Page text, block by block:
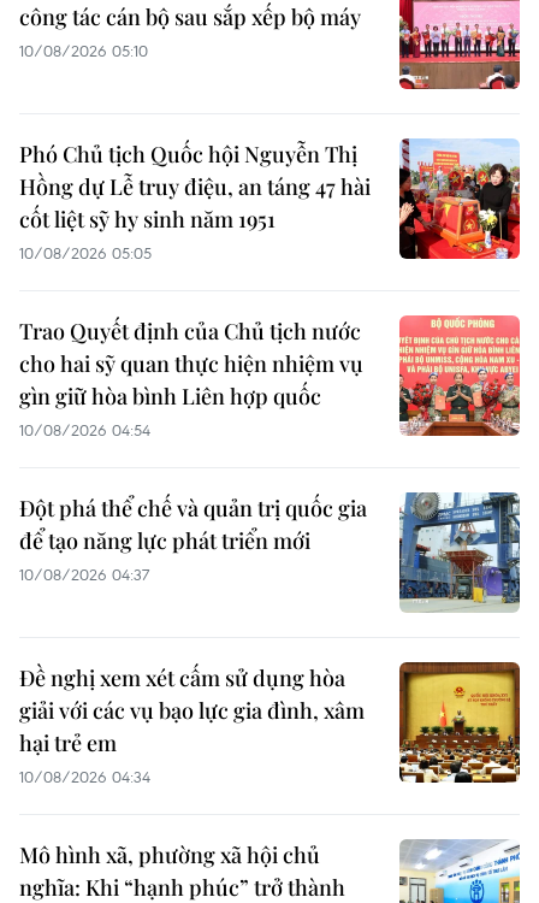
công tác cán bộ sau sắp xếp bộ máy
10/08/2026 05:10
Phó Chủ tịch Quốc hội Nguyễn Thị
Hồng dự Lễ truy điệu, an táng 47 hài
cốt liệt sỹ hy sinh năm 1951
10/08/2026 05:05
Trao Quyết định của Chủ tịch nước
cho hai sỹ quan thực hiện nhiệm vụ
gìn giữ hòa bình Liên hợp quốc
10/08/2026 04:54
Đột phá thể chế và quản trị quốc gia
để tạo năng lực phát triển mới
10/08/2026 04:37
Đề nghị xem xét cấm sử dụng hòa
giải với các vụ bạo lực gia đình, xâm
hại trẻ em
10/08/2026 04:34
Mô hình xã, phường xã hội chủ
nghĩa: Khi “hạnh phúc” trở thành